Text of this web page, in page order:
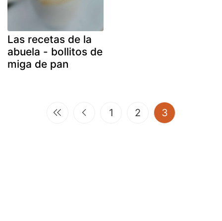
Las recetas de la
abuela - bollitos de
miga de pan
1 2 3(current)